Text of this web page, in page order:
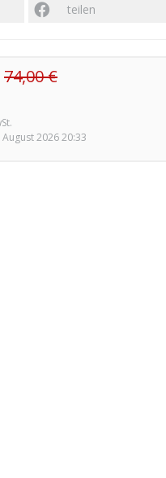
teilen
74,00 €
2026 20:33